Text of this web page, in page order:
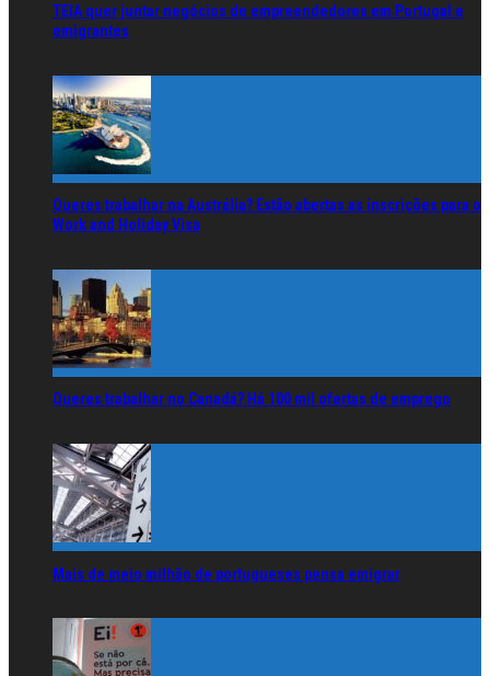
TEIA quer juntar negócios de empreendedores em Portugal e
emigrantes
Queres trabalhar na Austrália? Estão abertas as inscrições para o
Work and Holiday Visa
Queres trabalhar no Canadá? Há 100 mil ofertas de emprego
Mais de meio milhão de portugueses pensa emigrar